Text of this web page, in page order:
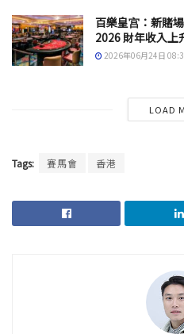
百樂皇宫：新賭
2026 財年收入上
2026年06月24日
LOAD
Tags: 賽馬會 香港